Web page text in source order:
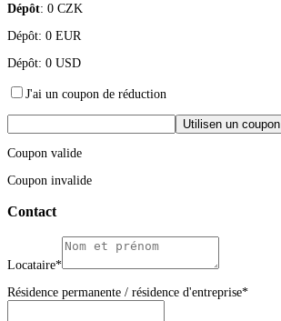
Dépôt: 0 CZK
Dépôt: 0 EUR
Dépôt: 0 USD
J'ai un coupon de réduction
Utilisen un coupon
Coupon valide
Coupon invalide
Contact
Locataire*
Résidence permanente / résidence d'entreprise*